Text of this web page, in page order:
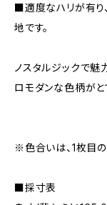
■適度なハリが有り
地です。
ノスタルジックで魅
ロモダンな色柄がと
※色合いは、1枚目
■採寸表